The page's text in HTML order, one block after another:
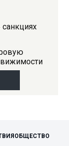
ОБЩЕСТВО